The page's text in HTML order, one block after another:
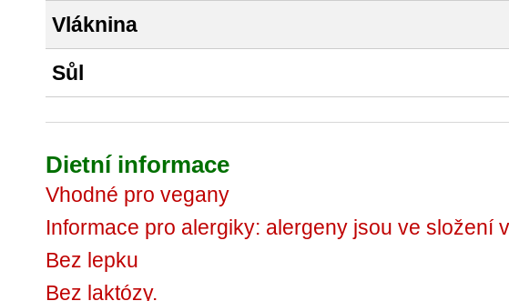
Vláknina
Sůl
Dietní informace
Vhodné pro vegany
Informace pro alergiky: alergeny jsou ve složení
Bez lepku
Bez laktózy.